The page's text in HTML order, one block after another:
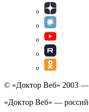
© «Доктор Веб» 2003 —
«Доктор Веб» —